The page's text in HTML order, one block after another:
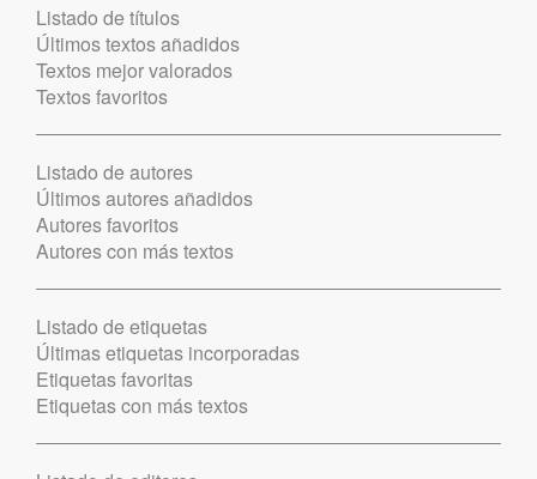
Listado de títulos
Últimos textos añadidos
Textos mejor valorados
Textos favoritos
Listado de autores
Últimos autores añadidos
Autores favoritos
Autores con más textos
Listado de etiquetas
Últimas etiquetas incorporadas
Etiquetas favoritas
Etiquetas con más textos